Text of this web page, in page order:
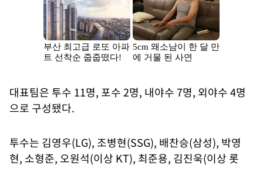
대표팀은 투수 11명, 포수 2명, 내야수 7명, 외야수 4명
으로 구성됐다.
투수는 김영우(LG), 조병현(SSG), 배찬승(삼성), 박영
현, 소형준, 오원석(이상 KT), 최준용, 김진욱(이상 롯